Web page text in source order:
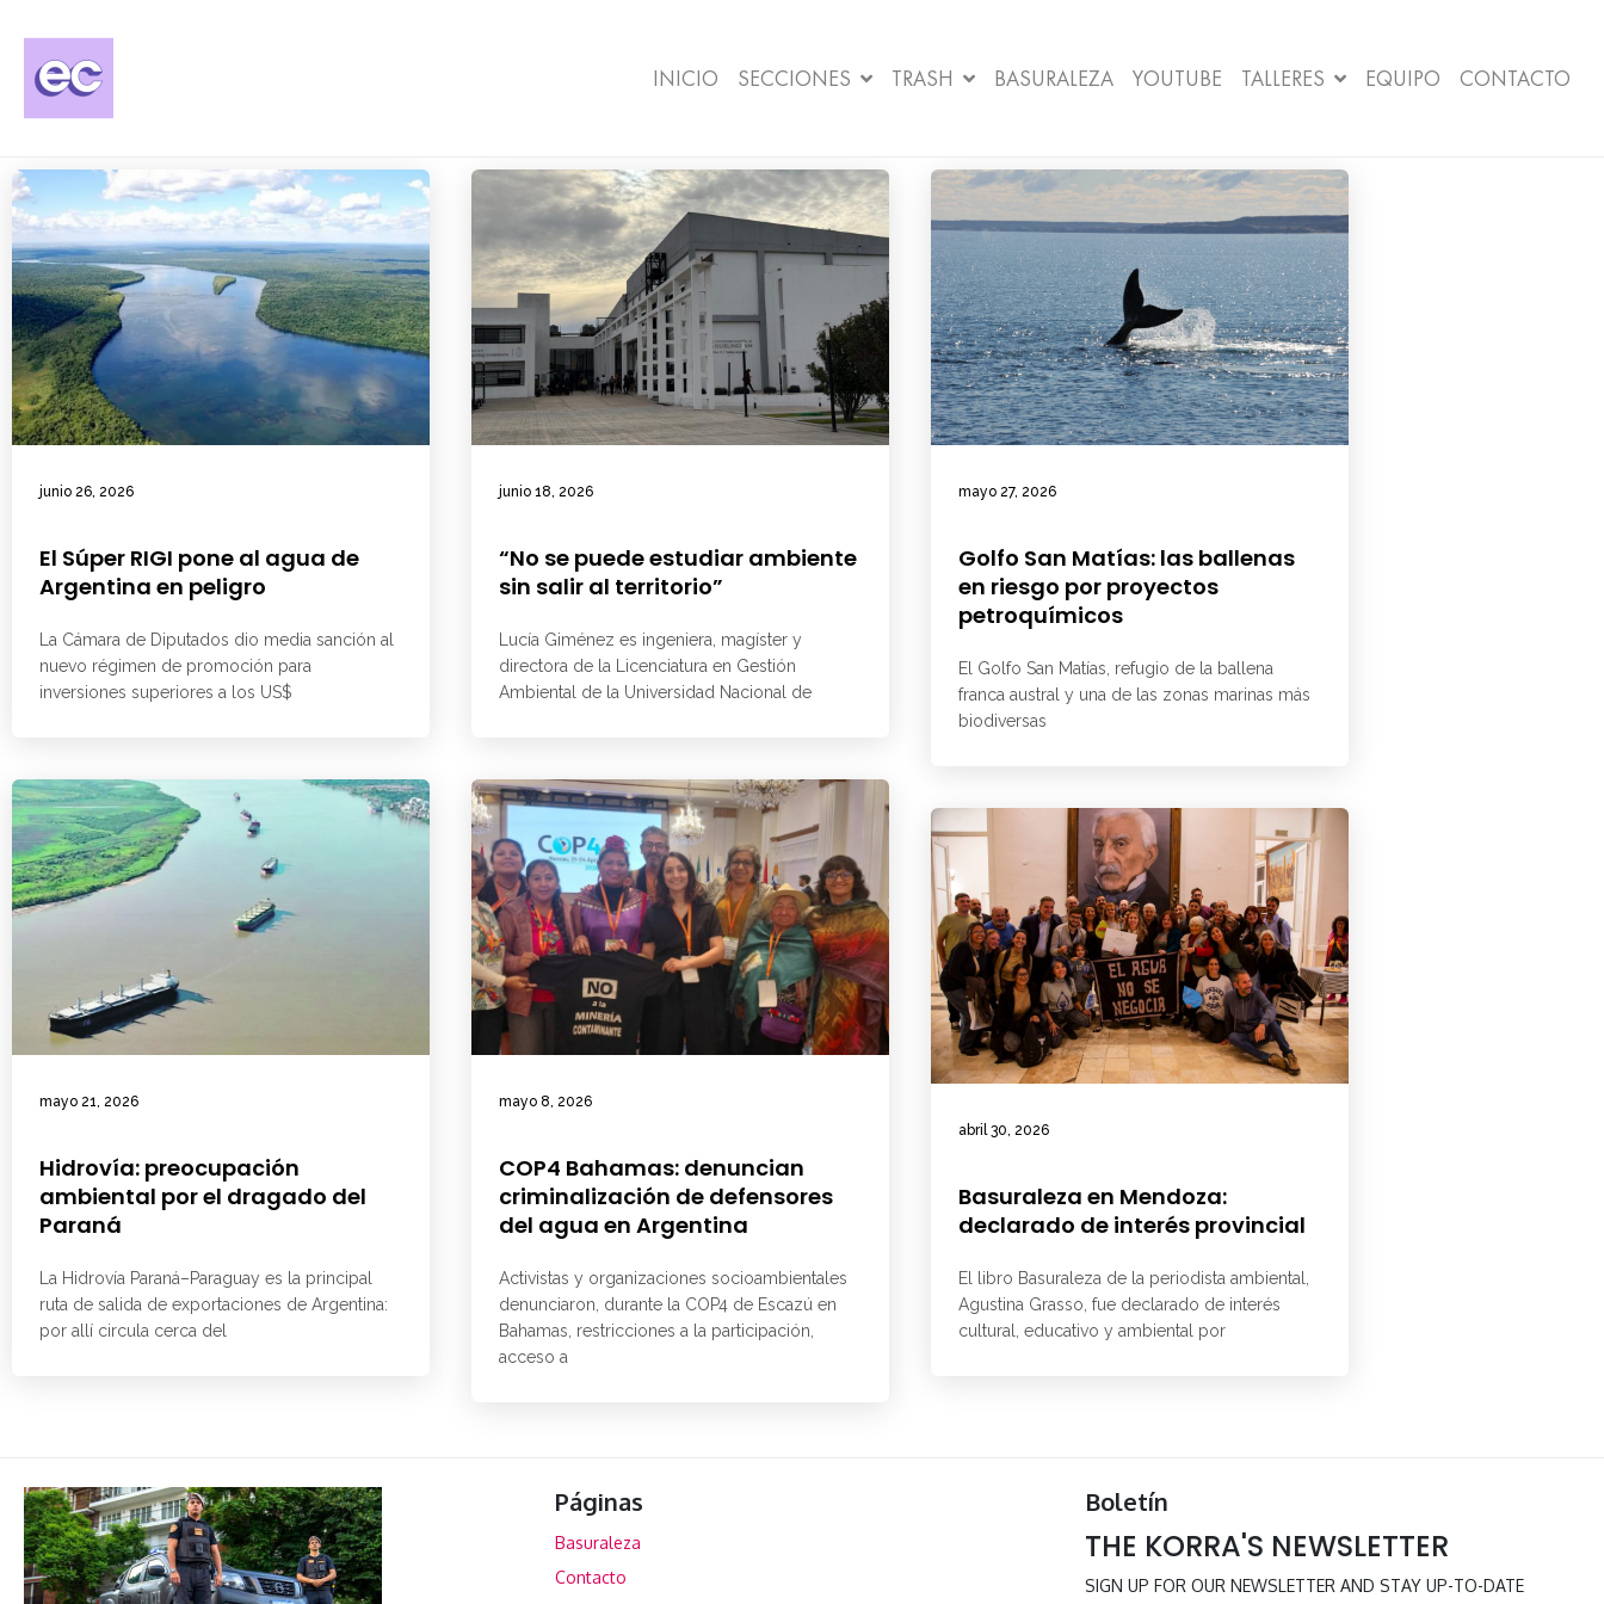
INICIO SECCIONES TRASH BASURALEZA YOUTUBE TALLERES EQUIPO CONTACTO
junio 26, 2026
El Súper RIGI pone al agua de
Argentina en peligro
La Cámara de Diputados dio media sanción al
nuevo régimen de promoción para
inversiones superiores a los US$
junio 18, 2026
“No se puede estudiar ambiente
sin salir al territorio”
Lucía Giménez es ingeniera, magíster y
directora de la Licenciatura en Gestión
Ambiental de la Universidad Nacional de
mayo 27, 2026
Golfo San Matías: las ballenas
en riesgo por proyectos
petroquímicos
El Golfo San Matías, refugio de la ballena
franca austral y una de las zonas marinas más
biodiversas
mayo 21, 2026
Hidrovía: preocupación
ambiental por el dragado del
Paraná
La Hidrovía Paraná–Paraguay es la principal
ruta de salida de exportaciones de Argentina:
por allí circula cerca del
mayo 8, 2026
COP4 Bahamas: denuncian
criminalización de defensores
del agua en Argentina
Activistas y organizaciones socioambientales
denunciaron, durante la COP4 de Escazú en
Bahamas, restricciones a la participación,
acceso a
abril 30, 2026
Basuraleza en Mendoza:
declarado de interés provincial
El libro Basuraleza de la periodista ambiental,
Agustina Grasso, fue declarado de interés
cultural, educativo y ambiental por
Páginas
Basuraleza
Contacto
Boletín
THE KORRA'S NEWSLETTER
SIGN UP FOR OUR NEWSLETTER AND STAY UP-TO-DATE